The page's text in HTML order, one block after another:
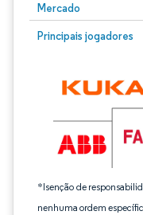
Mercado
Principais jogadores
*Isenção de
nenhuma ordem
Imagem © Mordor